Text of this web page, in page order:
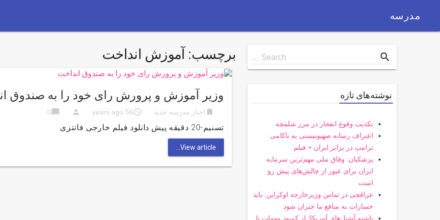
مدرسه
برچسب: آموزش انداخت
وزیر آموزش و پرورش رای خود را به صندوق
اخبار مدرسه جدید access_time
56 years ago
person
chat_bubble
0
تسنیم-20 دقیقه پیش دانلود فیلم خارجی فانتزی
View article...
Search
for
Search … search
نوشته‌های تازه
تکذیب وقوع انفجار در مرز شلمچه
اعتراف رسانه صهیونیستی به ناکامی
ترامپ در برابر ایران + فیلم
پزشکیان: وفاق ملی مهم‌ترین سرمایه
ایران برای عبور از چالش‌های پیش رو
است
عراقچی در تماس وزیرخارجه اوکراین: باید
خسارات به منافع ما جبران شود
پاشنه آشیل‌های آمریکا؛ از کمبود مهمات تا